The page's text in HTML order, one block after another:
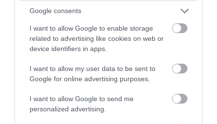
Google consents
I want to allow Google to enable storage
related to advertising like cookies on web or
device identifiers in apps.
I want to allow my user data to be sent to
Google for online advertising purposes.
I want to allow Google to send me
personalized advertising.
Ηράκλειο: Ισχυρή έκρηξη έξω από